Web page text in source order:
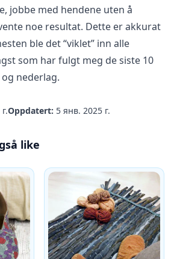
jobbe med hendene uten å
noe resultat. Dette er akkurat
ble det “viklet” inn alle
som har fulgt meg de siste 10
nederlag.
Oppdatert: 5 янв. 2025 г.
like